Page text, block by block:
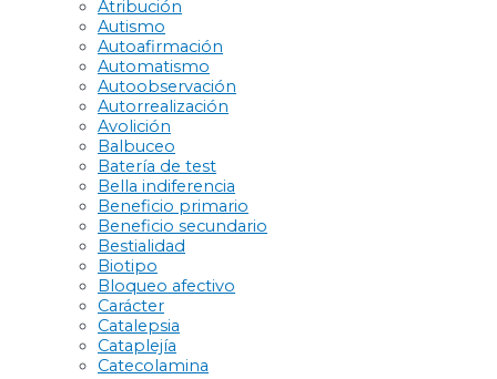
Atribución
Autismo
Autoafirmación
Automatismo
Autoobservación
Autorrealización
Avolición
Balbuceo
Batería de test
Bella indiferencia
Beneficio primario
Beneficio secundario
Bestialidad
Biotipo
Bloqueo afectivo
Carácter
Catalepsia
Cataplejía
Catecolamina